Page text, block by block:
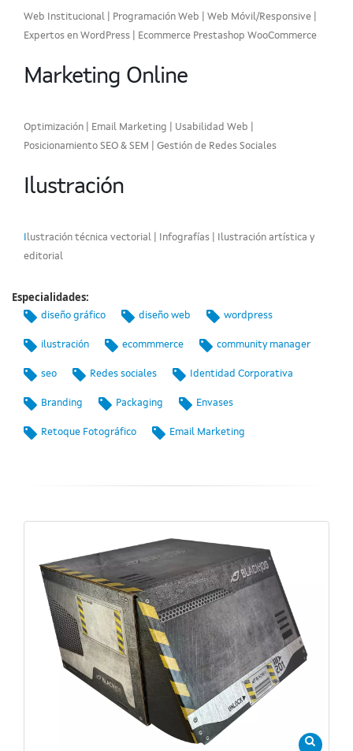
Web Institucional | Programación Web | Web Móvil/Responsive |
Expertos en WordPress | Ecommerce Prestashop WooCommerce
Marketing Online
Optimización | Email Marketing | Usabilidad Web |
Posicionamiento SEO & SEM | Gestión de Redes Sociales
Ilustración
lustración técnica vectorial | Infografías | Ilustración artística y
editorial
Especialidades:
diseño gráfico diseño web wordpress
ilustración ecommmerce community manager
seo Redes sociales Identidad Corporativa
Branding Packaging Envases
Retoque Fotográfico Email Marketing